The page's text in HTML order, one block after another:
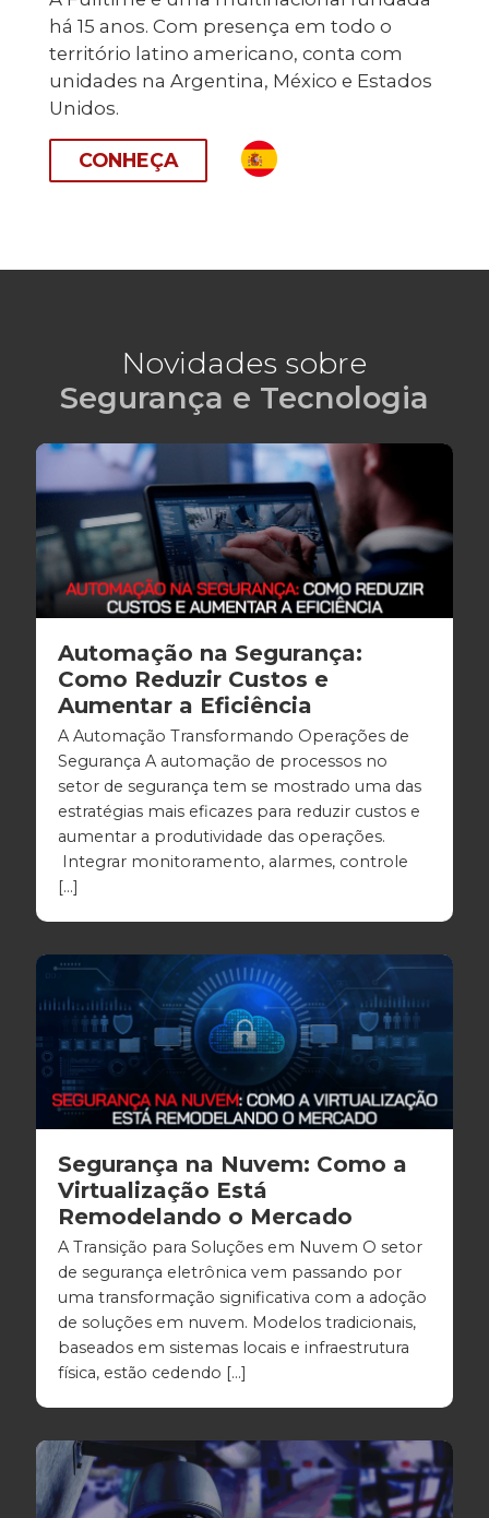
há 15 anos. Com presença em todo o
território latino americano, conta com
unidades na Argentina, México e Estados
Unidos.
CONHEÇA
Novidades sobre
Segurança e Tecnologia
Automação na Segurança:
Como Reduzir Custos e
Aumentar a Eficiência
A Automação Transformando Operações de
Segurança A automação de processos no
setor de segurança tem se mostrado uma das
estratégias mais eficazes para reduzir custos e
aumentar a produtividade das operações.
Integrar monitoramento, alarmes, controle
[…]
Segurança na Nuvem: Como a
Virtualização Está
Remodelando o Mercado
A Transição para Soluções em Nuvem O setor
de segurança eletrônica vem passando por
uma transformação significativa com a adoção
de soluções em nuvem. Modelos tradicionais,
baseados em sistemas locais e infraestrutura
física, estão cedendo […]